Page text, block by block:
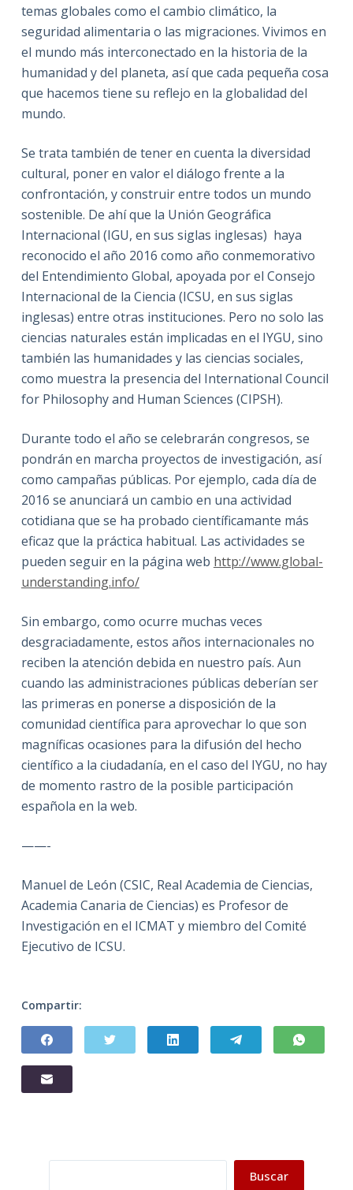
temas globales como el cambio climático, la
seguridad alimentaria o las migraciones. Vivimos en
el mundo más interconectado en la historia de la
humanidad y del planeta, así que cada pequeña cosa
que hacemos tiene su reflejo en la globalidad del
mundo.
Se trata también de tener en cuenta la diversidad
cultural, poner en valor el diálogo frente a la
confrontación, y construir entre todos un mundo
sostenible. De ahí que la Unión Geográfica
Internacional (IGU, en sus siglas inglesas) haya
reconocido el año 2016 como año conmemorativo
del Entendimiento Global, apoyada por el Consejo
Internacional de la Ciencia (ICSU, en sus siglas
inglesas) entre otras instituciones. Pero no solo las
ciencias naturales están implicadas en el IYGU, sino
también las humanidades y las ciencias sociales,
como muestra la presencia del International Council
for Philosophy and Human Sciences (CIPSH).
Durante todo el año se celebrarán congresos, se
pondrán en marcha proyectos de investigación, así
como campañas públicas. Por ejemplo, cada día de
2016 se anunciará un cambio en una actividad
cotidiana que se ha probado científicamante más
eficaz que la práctica habitual. Las actividades se
pueden seguir en la página web http://www.global-
understanding.info/
Sin embargo, como ocurre muchas veces
desgraciadamente, estos años internacionales no
reciben la atención debida en nuestro país. Aun
cuando las administraciones públicas deberían ser
las primeras en ponerse a disposición de la
comunidad científica para aprovechar lo que son
magníficas ocasiones para la difusión del hecho
científico a la ciudadanía, en el caso del IYGU, no hay
de momento rastro de la posible participación
española en la web.
——-
Manuel de León (CSIC, Real Academia de Ciencias,
Academia Canaria de Ciencias) es Profesor de
Investigación en el ICMAT y miembro del Comité
Ejecutivo de ICSU.
Compartir:
Buscar